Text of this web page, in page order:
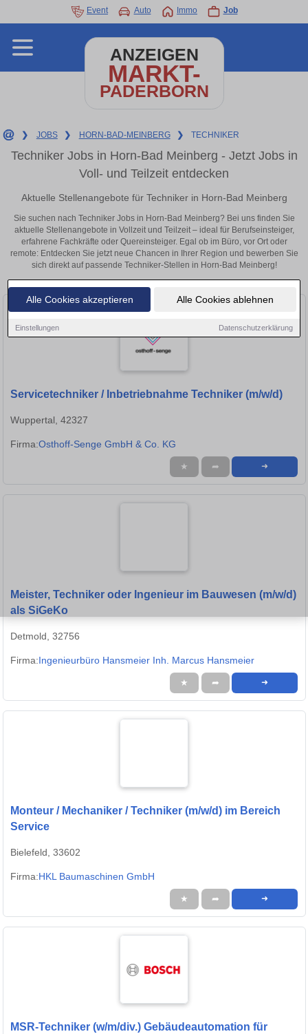
Alle Cookies akzeptieren Alle Cookies ablehnen
Einstellungen Datenschutzerklärung
Event Auto Immo Job
ANZEIGEN
MARKT-
PADERBORN
❯ JOBS ❯ HORN-BAD-MEINBERG ❯ TECHNIKER
Techniker Jobs in Horn-Bad Meinberg - Jetzt Jobs in
Voll- und Teilzeit entdecken
Aktuelle Stellenangebote für Techniker in Horn-Bad Meinberg
Sie suchen nach Techniker Jobs in Horn-Bad Meinberg? Bei uns finden Sie
aktuelle Stellenangebote in Vollzeit und Teilzeit – ideal für Berufseinsteiger,
erfahrene Fachkräfte oder Quereinsteiger. Egal ob im Büro, vor Ort oder
remote: Entdecken Sie jetzt neue Chancen in Ihrer Region und bewerben Sie
sich direkt auf passende Techniker-Stellen in Horn-Bad Meinberg!
Servicetechniker / Inbetriebnahme Techniker (m/w/d)
Wuppertal, 42327
Firma:Osthoff-Senge GmbH & Co. KG
★ ➦ ➜
Meister, Techniker oder Ingenieur im Bauwesen (m/w/d)
als SiGeKo
Detmold, 32756
Firma:Ingenieurbüro Hansmeier Inh. Marcus Hansmeier
★ ➦ ➜
Monteur / Mechaniker / Techniker (m/w/d) im Bereich
Service
Bielefeld, 33602
Firma:HKL Baumaschinen GmbH
★ ➦ ➜
MSR-Techniker (w/m/div.) Gebäudeautomation für